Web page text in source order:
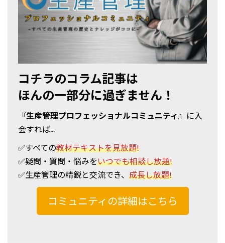
コチラのコラム記事は
ほんの一部分に過ぎません！
『生産管理プロフェッショナルコミュニティ』
に入
会すれば...
✅すべての教材テキストを見放題!
✅疑問・質問・悩みをいつでも相談し放題!
✅生産管理の精鋭と交流でき、 成長し放題!
コミュニティの詳細はこちら